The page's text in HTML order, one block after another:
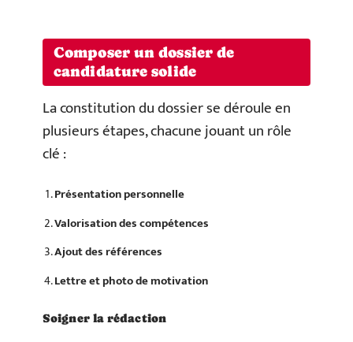
Composer un dossier de
candidature solide
La constitution du dossier se déroule en
plusieurs étapes, chacune jouant un rôle
clé :
Présentation personnelle
Valorisation des compétences
Ajout des références
Lettre et photo de motivation
Soigner la rédaction